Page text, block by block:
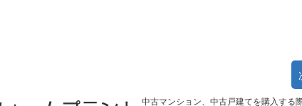
中古マンション、中古戸建てを購入する